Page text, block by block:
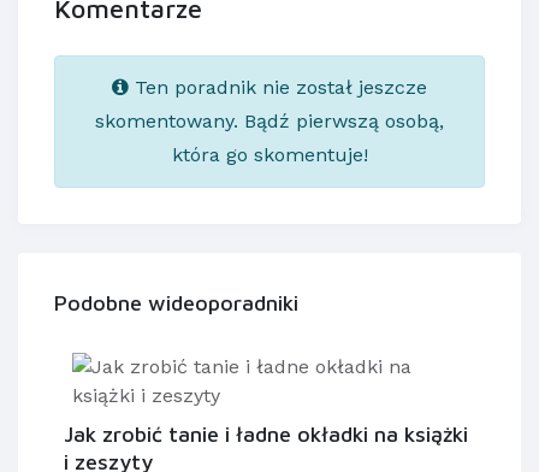
Komentarze
Ten poradnik nie został jeszcze
skomentowany. Bądź pierwszą osobą,
która go skomentuje!
Podobne wideoporadniki
Jak zrobić tanie i ładne okładki na książki
i zeszyty